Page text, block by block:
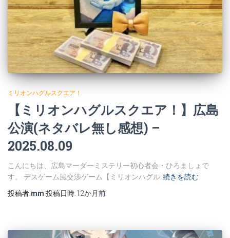
ミリオンハグルスクエア！
【ミリオンハグルスクエア！】広島
公演(ネタバレ無し感想) –
2025.08.09
こんにちは、広島マーダーミステリー初心者会・ひろましょで
す。 デスゲーム風交渉ゲーム【ミリオンハグル 続きを読む
投稿者:mm 投稿日時:12か月前